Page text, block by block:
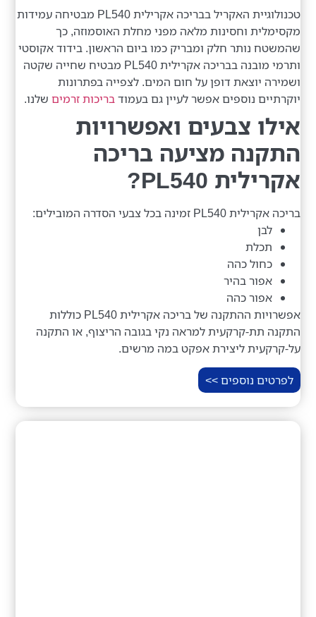
טכנולוגיית האקריל בבריכה אקרילית PL540 מבטיחה עמידות
מקסימלית וחסינות מלאה מפני מחלת האוסמוזה, כך
שהמשטח נותר חלק ומבריק כמו ביום הראשון. בידוד אקוסטי
ותרמי מובנה בבריכה אקרילית PL540 מבטיח שחייה שקטה
ושמירה יוצאת דופן על חום המים. לצפייה בפתרונות
יוקרתיים נוספים אפשר לעיין גם בעמודבריכות זרמים שלנו.
אילו צבעים ואפשרויות
התקנה מציעה בריכה
אקרילית PL540?
בריכה אקרילית PL540 זמינה בכל צבעי הסדרה המובילים:
לבן
תכלת
כחול כהה
אפור בהיר
אפור כהה
אפשרויות ההתקנה של בריכה אקרילית PL540 כוללות
התקנה תת-קרקעית למראה נקי בגובה הריצוף, או התקנה
על-קרקעית ליצירת אפקט במה מרשים.
לפרטים נוספים >>